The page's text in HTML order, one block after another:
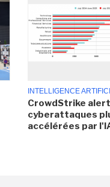
INTELLIGENCE
CrowdStrike
cyberattaques
accélérées par